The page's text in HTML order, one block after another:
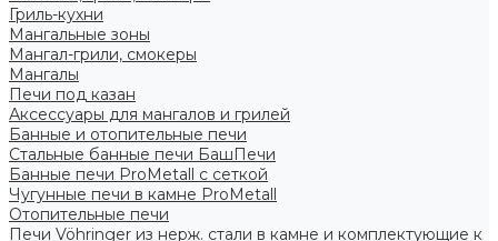
Гриль-кухни
Мангальные зоны
Мангал-грили, смокеры
Мангалы
Печи под казан
Аксессуары для мангалов и грилей
Банные и отопительные печи
Стальные банные печи БашПечи
Банные печи ProMetall с сеткой
Чугунные печи в камне ProMetall
Отопительные печи
Печи Vöhringer из нерж. стали в камне и комплектующие к